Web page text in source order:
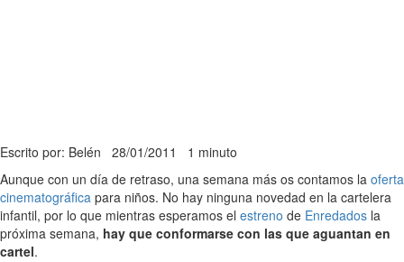
Escrito por: Belén 28/01/2011 1 minuto
Aunque con un día de retraso, una semana más os contamos la oferta
cinematográfica para niños. No hay ninguna novedad en la cartelera
infantil, por lo que mientras esperamos el estreno de Enredados la
próxima semana, hay que conformarse con las que aguantan en
cartel.